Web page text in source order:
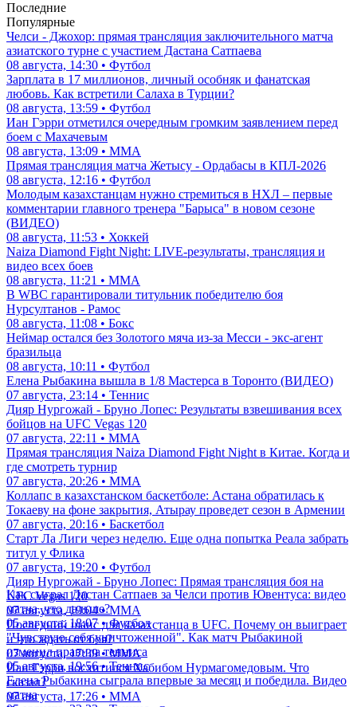
Последние
Популярные
Челси - Джохор: прямая трансляция заключительного матча
азиатского турне с участием Дастана Сатпаева
08 августа, 14:30 • Футбол
Зарплата в 17 миллионов, личный особняк и фанатская
любовь. Как встретили Салаха в Турции?
08 августа, 13:59 • Футбол
Иан Гэрри отметился очередным громким заявлением перед
боем с Махачевым
08 августа, 13:09 • ММА
Прямая трансляция матча Жетысу - Ордабасы в КПЛ-2026
08 августа, 12:16 • Футбол
Молодым казахстанцам нужно стремиться в НХЛ – первые
комментарии главного тренера "Барыса" в новом сезоне
(ВИДЕО)
08 августа, 11:53 • Хоккей
Naiza Diamond Fight Night: LIVE-результаты, трансляция и
видео всех боев
08 августа, 11:21 • ММА
В WBC гарантировали титульник победителю боя
Нурсултанов - Рамос
08 августа, 11:08 • Бокс
Неймар остался без Золотого мяча из-за Месси - экс-агент
бразильца
08 августа, 10:11 • Футбол
Елена Рыбакина вышла в 1/8 Мастерса в Торонто (ВИДЕО)
07 августа, 23:14 • Теннис
Дияр Нургожай - Бруно Лопес: Результаты взвешивания всех
бойцов на UFC Vegas 120
07 августа, 22:11 • ММА
Прямая трансляция Naiza Diamond Fight Night в Китае. Когда и
где смотреть турнир
07 августа, 20:26 • ММА
Коллапс в казахстанском баскетболе: Астана обратилась к
Токаеву на фоне закрытия, Атырау проведет сезон в Армении
07 августа, 20:16 • Баскетбол
Старт Ла Лиги через неделю. Еще одна попытка Реала забрать
титул у Флика
07 августа, 19:20 • Футбол
Дияр Нургожай - Бруно Лопес: Прямая трансляция боя на
UFC Vegas 120
07 августа, 19:04 • ММА
Последний шанс для казахстанца в UFC. Почему он выиграет
и что ждать от боя?
07 августа, 17:39 • ММА
Иан Гэрри восхитился Хабибом Нурмагомедовым. Что
сказал?
07 августа, 17:26 • ММА
Как сыграл Дастан Сатпаев за Челси против Ювентуса: видео
матча, что дальше?
05 августа, 18:07 • Футбол
"Чувствую себя уничтоженной". Как матч Рыбакиной
изменил правила тенниса
05 августа, 19:56 • Теннис
Елена Рыбакина сыграла впервые за месяц и победила. Видео
матча